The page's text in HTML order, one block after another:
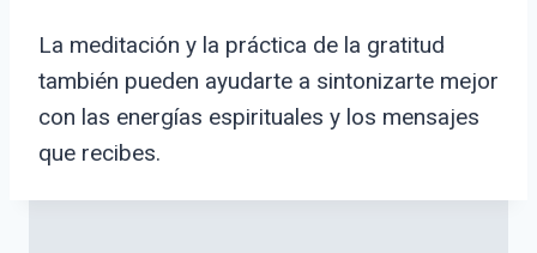
La meditación y la práctica de la gratitud
también pueden ayudarte a sintonizarte mejor
con las energías espirituales y los mensajes
que recibes.